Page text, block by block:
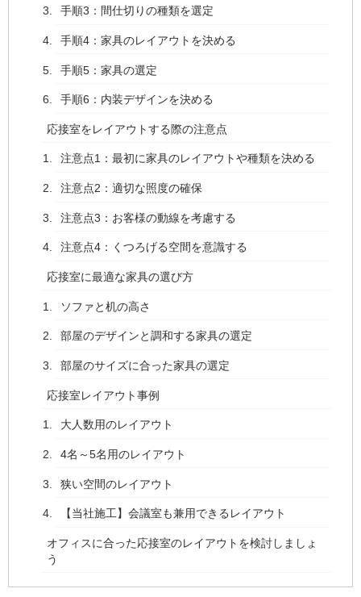
手順3：間仕切りの種類を選定
手順4：家具のレイアウトを決める
手順5：家具の選定
手順6：内装デザインを決める
応接室をレイアウトする際の注意点
注意点1：最初に家具のレイアウトや種類を決める
注意点2：適切な照度の確保
注意点3：お客様の動線を考慮する
注意点4：くつろげる空間を意識する
応接室に最適な家具の選び方
ソファと机の高さ
部屋のデザインと調和する家具の選定
部屋のサイズに合った家具の選定
応接室レイアウト事例
大人数用のレイアウト
4名～5名用のレイアウト
狭い空間のレイアウト
【当社施工】会議室も兼用できるレイアウト
オフィスに合った応接室のレイアウトを検討しましょ
う